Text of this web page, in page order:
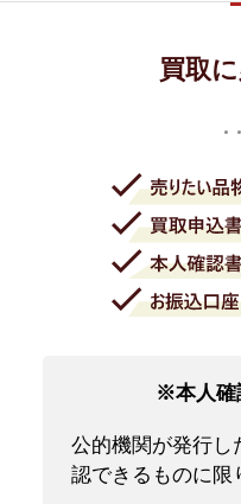
買取
※本人確
公的機関が発行し
認できるものに限